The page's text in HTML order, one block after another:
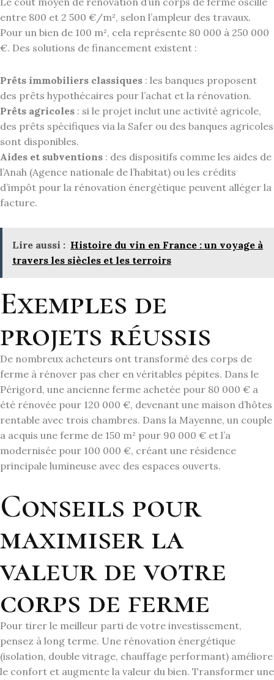
entre 800 et 2 500 €/m², selon l’ampleur des travaux.
Pour un bien de 100 m², cela représente 80 000 à 250 000
€. Des solutions de financement existent :
Prêts immobiliers classiques : les banques proposent
des prêts hypothécaires pour l’achat et la rénovation.
Prêts agricoles : si le projet inclut une activité agricole,
des prêts spécifiques via la Safer ou des banques agricoles
sont disponibles.
Aides et subventions : des dispositifs comme les aides de
l’Anah (Agence nationale de l’habitat) ou les crédits
d’impôt pour la rénovation énergétique peuvent alléger la
facture.
Lire aussi : Histoire du vin en France : un voyage à
travers les siècles et les terroirs
Exemples de
projets réussis
De nombreux acheteurs ont transformé des corps de
ferme à rénover pas cher en véritables pépites. Dans le
Périgord, une ancienne ferme achetée pour 80 000 € a
été rénovée pour 120 000 €, devenant une maison d’hôtes
rentable avec trois chambres. Dans la Mayenne, un couple
a acquis une ferme de 150 m² pour 90 000 € et l’a
modernisée pour 100 000 €, créant une résidence
principale lumineuse avec des espaces ouverts.
Conseils pour
maximiser la
valeur de votre
corps de ferme
Pour tirer le meilleur parti de votre investissement,
pensez à long terme. Une rénovation énergétique
(isolation, double vitrage, chauffage performant) améliore
le confort et augmente la valeur du bien. Transformer une